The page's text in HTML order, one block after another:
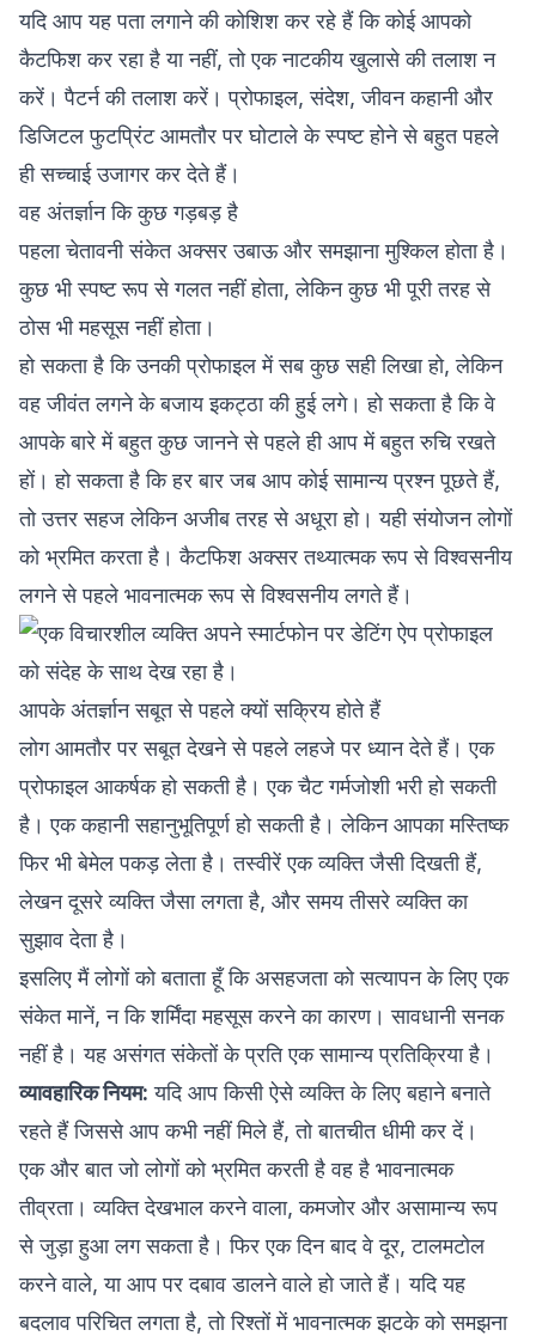
यदि आप यह पता लगाने की कोशिश कर रहे हैं कि कोई आपको
कैटफिश कर रहा है या नहीं, तो एक नाटकीय खुलासे की तलाश न
करें। पैटर्न की तलाश करें। प्रोफाइल, संदेश, जीवन कहानी और
डिजिटल फुटप्रिंट आमतौर पर घोटाले के स्पष्ट होने से बहुत पहले
ही सच्चाई उजागर कर देते हैं।
वह अंतर्ज्ञान कि कुछ गड़बड़ है
पहला चेतावनी संकेत अक्सर उबाऊ और समझाना मुश्किल होता है।
कुछ भी स्पष्ट रूप से गलत नहीं होता, लेकिन कुछ भी पूरी तरह से
ठोस भी महसूस नहीं होता।
हो सकता है कि उनकी प्रोफाइल में सब कुछ सही लिखा हो, लेकिन
वह जीवंत लगने के बजाय इकट्ठा की हुई लगे। हो सकता है कि वे
आपके बारे में बहुत कुछ जानने से पहले ही आप में बहुत रुचि रखते
हों। हो सकता है कि हर बार जब आप कोई सामान्य प्रश्न पूछते हैं,
तो उत्तर सहज लेकिन अजीब तरह से अधूरा हो। यही संयोजन लोगों
को भ्रमित करता है। कैटफिश अक्सर तथ्यात्मक रूप से विश्वसनीय
लगने से पहले भावनात्मक रूप से विश्वसनीय लगते हैं।
आपके अंतर्ज्ञान सबूत से पहले क्यों सक्रिय होते हैं
लोग आमतौर पर सबूत देखने से पहले लहजे पर ध्यान देते हैं। एक
प्रोफाइल आकर्षक हो सकती है। एक चैट गर्मजोशी भरी हो सकती
है। एक कहानी सहानुभूतिपूर्ण हो सकती है। लेकिन आपका मस्तिष्क
फिर भी बेमेल पकड़ लेता है। तस्वीरें एक व्यक्ति जैसी दिखती हैं,
लेखन दूसरे व्यक्ति जैसा लगता है, और समय तीसरे व्यक्ति का
सुझाव देता है।
इसलिए मैं लोगों को बताता हूँ कि असहजता को सत्यापन के लिए एक
संकेत मानें, न कि शर्मिंदा महसूस करने का कारण। सावधानी सनक
नहीं है। यह असंगत संकेतों के प्रति एक सामान्य प्रतिक्रिया है।
व्यावहारिक नियम: यदि आप किसी ऐसे व्यक्ति के लिए बहाने बनाते
रहते हैं जिससे आप कभी नहीं मिले हैं, तो बातचीत धीमी कर दें।
एक और बात जो लोगों को भ्रमित करती है वह है भावनात्मक
तीव्रता। व्यक्ति देखभाल करने वाला, कमजोर और असामान्य रूप
से जुड़ा हुआ लग सकता है। फिर एक दिन बाद वे दूर, टालमटोल
करने वाले, या आप पर दबाव डालने वाले हो जाते हैं। यदि यह
बदलाव परिचित लगता है, तोरिश्तों में भावनात्मक झटके को समझना